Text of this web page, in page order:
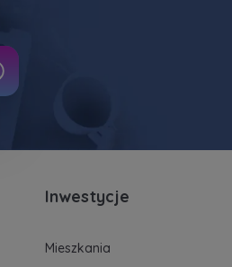
Inwestycje
Mieszkania